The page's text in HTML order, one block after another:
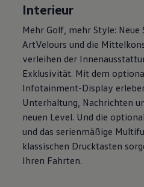
Volkswagen
Interieur
Mehr Golf , mehr Style:
ArtVelours und die
verleihen der
Exklusivität. Mit dem
Infotainment-Display
Unterhaltung, Nachrichten
neuen Level. Und die
und das serienmäßige
klassischen Drucktasten
Ihren Fahrten.